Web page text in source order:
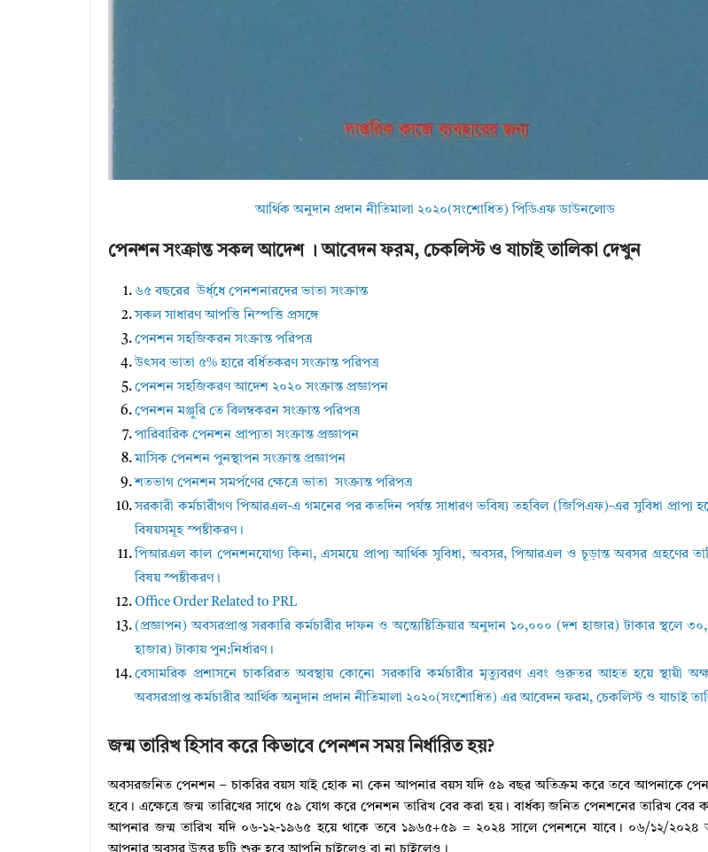
আর্থিক অনুদান প্রদান নীতিমালা ২০২০(সংশোধিত) পিডিএফ ডাউনলোড
পেনশন সংক্রান্ত সকল আদেশ । আবেদন ফরম, চেকলিস্ট ও যাচাই তালিকা দেখুন
৬৫ বছরের উর্ধ্ধে পেনশনারদের ভাতা সংক্রান্ত
সকল সাধারণ আপত্তি নিস্পত্তি প্রসঙ্গে
পেনশন সহজিকরন সংক্রান্ত পরিপত্র
উৎসব ভাতা ৫% হারে বর্ধিতকরণ সংক্রান্ত পরিপত্র
পেনশন সহজিকরণ আদেশ ২০২০ সংক্রান্ত প্রজ্ঞাপন
পেনশন মঞ্জুরি তে বিলম্বকরন সংক্রান্ত পরিপত্র
পারিবারিক পেনশন প্রাপ্যতা সংক্রান্ত প্রজ্ঞাপন
মাসিক পেনশন পুনস্থাপন সংক্রান্ত প্রজ্ঞাপন
শতভাগ পেনশন সমর্পণের ক্ষেত্রে ভাতা সংক্রান্ত পরিপত্র
সরকারী কর্মচারীগণ পিআরএল-এ গমনের পর কতদিন পর্যন্ত সাধারণ ভবিষ্য তহবিল (জিপিএফ)-এর সুবিধা প্রাপ্য
বিষয়সমূহ স্পষ্টীকরণ।
পিআরএল কাল পেনশনযোগ্য কিনা, এসময়ে প্রাপ্য আর্থিক সুবিধা, অবসর, পিআরএল ও চূড়ান্ত অবসর গ্রহণের
বিষয় স্পষ্টীকরণ।
Office Order Related to PRL
(প্রজ্ঞাপন) অবসরপ্রাপ্ত সরকারি কর্মচারীর দাফন ও অন্ত্যেষ্টিক্রিয়ার অনুদান ১০,০০০ (দশ হাজার) টাকার স্থলে
হাজার) টাকায় পুন:নির্ধারণ।
বেসামরিক প্রশাসনে চাকরিরত অবস্থায় কোনো সরকারি কর্মচারীর মৃত্যুবরণ এবং গুরুতর আহত হয়ে স্থায়ী
অবসরপ্রাপ্ত কর্মচারীর আর্থিক অনুদান প্রদান নীতিমালা ২০২০(সংশোধিত) এর আবেদন ফরম, চেকলিস্ট ও যাচাই
জন্ম তারিখ হিসাব করে কিভাবে পেনশন সময় নির্ধারিত হয়?
অবসরজনিত পেনশন – চাকরির বয়স যাই হোক না কেন আপনার বয়স যদি ৫৯ বছর অতিক্রম করে তবে আপনাকে
হবে। এক্ষেত্রে জন্ম তারিখের সাথে ৫৯ যোগ করে পেনশন তারিখ বের করা হয়। বার্ধক্য জনিত পেনশনের তারিখ বের
আপনার জন্ম তারিখ যদি ০৬-১২-১৯৬৫ হয়ে থাকে তবে ১৯৬৫+৫৯ = ২০২৪ সালে পেনশনে যাবে। ০৬/১২/২০২৪